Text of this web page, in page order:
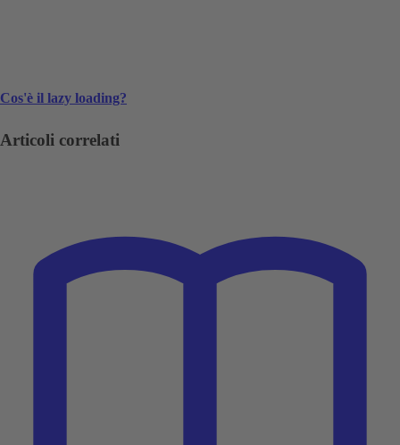
Cos'è il lazy loading?
Articoli correlati